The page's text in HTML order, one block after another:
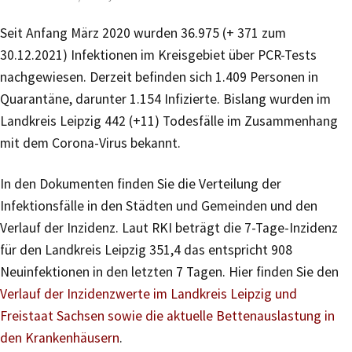
Seit Anfang März 2020 wurden 36.975 (+ 371 zum
30.12.2021) Infektionen im Kreisgebiet über PCR-Tests
nachgewiesen. Derzeit befinden sich 1.409 Personen in
Quarantäne, darunter 1.154 Infizierte. Bislang wurden im
Landkreis Leipzig 442 (+11) Todesfälle im Zusammenhang
mit dem Corona-Virus bekannt.
In den Dokumenten finden Sie die Verteilung der
Infektionsfälle in den Städten und Gemeinden und den
Verlauf der Inzidenz. Laut RKI beträgt die 7-Tage-Inzidenz
für den Landkreis Leipzig 351,4 das entspricht 908
Neuinfektionen in den letzten 7 Tagen. Hier finden Sie den
Verlauf der Inzidenzwerte im Landkreis Leipzig und
Freistaat Sachsen sowie die aktuelle Bettenauslastung in
den Krankenhäusern.